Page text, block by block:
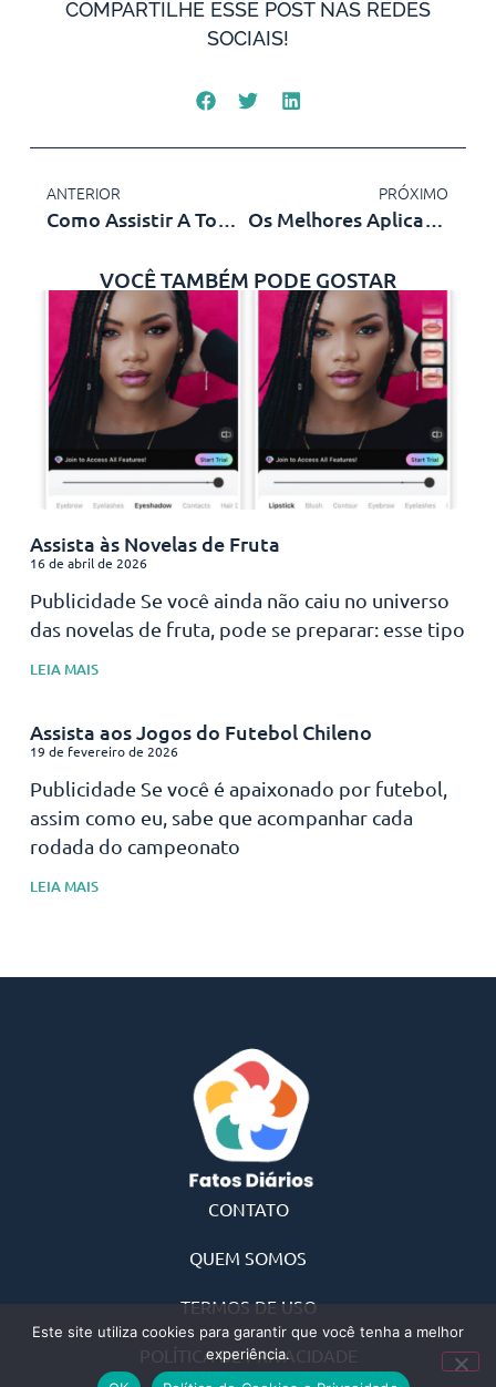
COMPARTILHE ESSE POST NAS REDES
SOCIAIS!
ANTERIOR
Como Assistir A Todos Os Jogos Da NFL
PRÓXIMO
Os Melhores Aplicativos Para Assistir WWE
VOCÊ TAMBÉM PODE GOSTAR
Assista às Novelas de Fruta
16 de abril de 2026
Publicidade Se você ainda não caiu no universo
das novelas de fruta, pode se preparar: esse tipo
LEIA MAIS
Assista aos Jogos do Futebol Chileno
19 de fevereiro de 2026
Publicidade Se você é apaixonado por futebol,
assim como eu, sabe que acompanhar cada
rodada do campeonato
LEIA MAIS
CONTATO
QUEM SOMOS
TERMOS DE USO
POLÍTICA DE PRIVACIDADE
Este site utiliza cookies para garantir que você tenha a melhor
experiência.